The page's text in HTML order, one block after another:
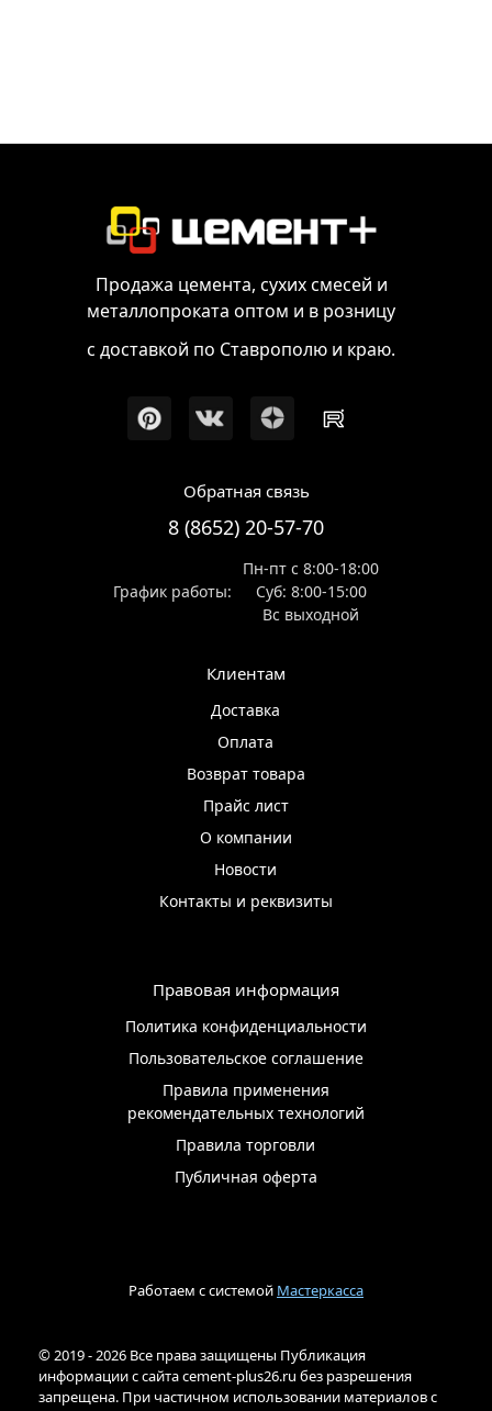
Продажа цемента, сухих смесей и
металлопроката оптом и в розницу
с доставкой по Ставрополю и краю.
Обратная связь
8 (8652) 20-57-70
График работы:
Пн-пт с 8:00-18:00
Суб: 8:00-15:00
Вс выходной
Клиентам
Доставка
Оплата
Возврат товара
Прайс лист
О компании
Новости
Контакты и реквизиты
Правовая информация
Политика конфиденциальности
Пользовательское соглашение
Правила применения
рекомендательных технологий
Правила торговли
Публичная оферта
Работаем с системой Мастеркасса
© 2019 - 2026 Все права защищены Публикация
информации с сайта cement-plus26.ru без разрешения
запрещена. При частичном использовании материалов с